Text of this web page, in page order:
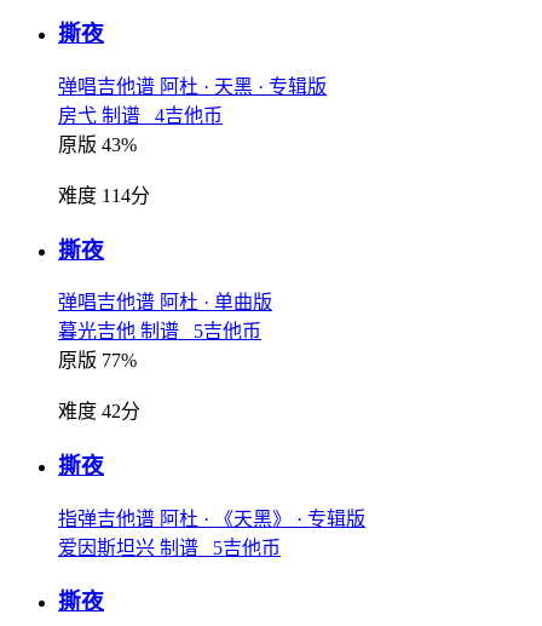
撕夜
弹唱吉他谱 阿杜 · 天黑 · 专辑版
房弋 制谱 4吉他币
原版 43%
难度 114分
撕夜
弹唱吉他谱 阿杜 · 单曲版
暮光吉他 制谱 5吉他币
原版 77%
难度 42分
撕夜
指弹吉他谱 阿杜 · 《天黑》
· 专辑版
爱因斯坦兴 制谱 5吉他币
撕夜